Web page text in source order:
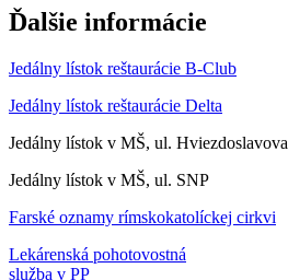
Ďalšie informácie
Jedálny lístok reštaurácie B-Club
Jedálny lístok reštaurácie Delta
Jedálny lístok v MŠ, ul. Hviezdoslavova
Jedálny lístok v MŠ, ul. SNP
Farské oznamy rímskokatolíckej cirkvi
Lekárenská pohotovostná
služba v PP